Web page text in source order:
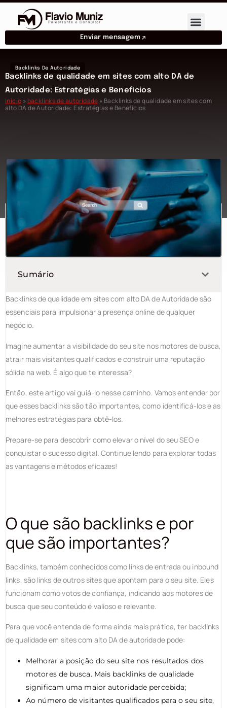
Enviar mensagem
Backlinks De Autoridade
Backlinks de qualidade em sites com alto DA de
Autoridade: Estratégias e Benefícios
Início »backlinks de autoridade » Backlinks de qualidade em sites com
alto DA de Autoridade: Estratégias e Benefícios
Sumário
Backlinks de qualidade em sites com alto DA de Autoridade são
essenciais para impulsionar a presença online de qualquer
negócio.
Imagine aumentar a visibilidade do seu site nos motores de busca,
atrair mais visitantes qualificados e construir uma reputação
sólida na web. É algo que te interessa?
Então, este artigo vai guiá-lo nesse caminho. Vamos entender por
que esses backlinks são tão importantes, como identificá-los e as
melhores estratégias para obtê-los.
Prepare-se para descobrir como elevar o nível do seu SEO e
conquistar o sucesso digital. Continue lendo para explorar todas
as vantagens e métodos eficazes!
O que são backlinks e por
que são importantes?
Backlinks, também conhecidos como links de entrada ou inbound
links, são links de outros sites que apontam para o seu site. Eles
funcionam como votos de confiança, indicando aos motores de
busca que seu conteúdo é valioso e relevante.
Para que você entenda de forma ainda mais prática, ter backlinks
de qualidade em sites com alto DA de autoridade pode:
Melhorar a posição do seu site nos resultados dos
motores de busca. Mais backlinks de qualidade
significam uma maior autoridade percebida;
Ao número de visitantes qualificados para o seu site,